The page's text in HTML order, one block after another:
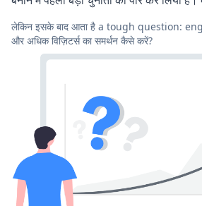
लेकिन इसके बाद आता है a tough question:
और अधिक विज़िटर्स का समर्थन कैसे करें?